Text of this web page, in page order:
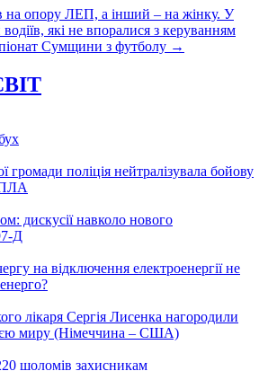
на опору ЛЕП, а інший – на жінку. У
які не впоралися з керуванням
Сумщини з футболу →
громади поліція нейтралізувала бойову
дискусії навколо нового
Д
на відключення електроенергії не
лікаря Сергія Лисенка нагородили
миру (Німеччина – США)
шоломів захисникам